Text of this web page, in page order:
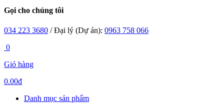
Gọi cho chúng tôi
034 223 3680 / Đại lý (Dự án): 0963 758 066
0
Giỏ hàng
0.00đ
Danh mục sản phẩm